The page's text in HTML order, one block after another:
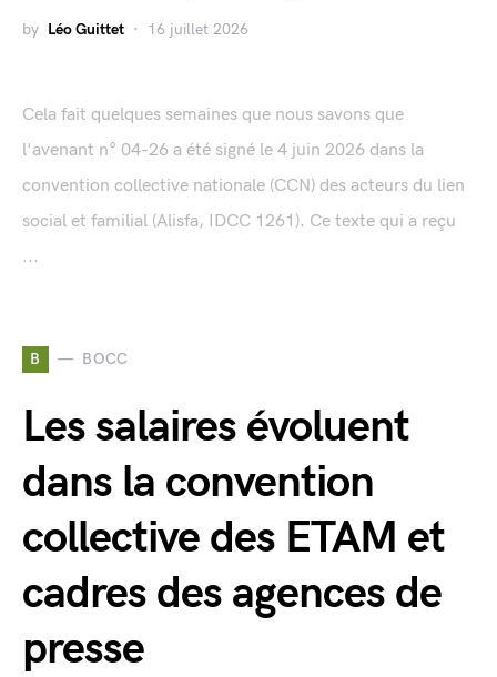
by Léo Guittet 16 juillet 2026
Cela fait quelques semaines que nous savons que
l'avenant n° 04-26 a été signé le 4 juin 2026 dans la
convention collective nationale (CCN) des acteurs du lien
social et familial (Alisfa, IDCC 1261). Ce texte qui a reçu
...
B BOCC
Les salaires évoluent
dans la convention
collective des ETAM et
cadres des agences de
presse